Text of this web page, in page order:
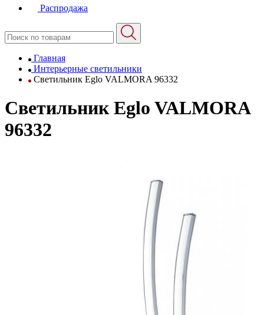
Распродажа
Главная
Интерьерные светильники
Светильник Eglo VALMORA 96332
Светильник Eglo VALMORA
96332